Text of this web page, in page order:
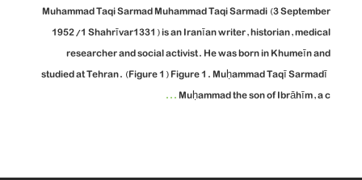
Muhammad Taqi Sarmad Muhammad Taqi Sarmadi (3 September
1952/1 Shahrīvar1331) is an Iranīan writer, historian, medical
researcher and social activist. He was born in Khumeīn and
studied at Tehran. (Figure 1) Figure 1. Muḥammad Taqī Sarmadī
Muḥammad the son of Ibrāhīm, a c
...